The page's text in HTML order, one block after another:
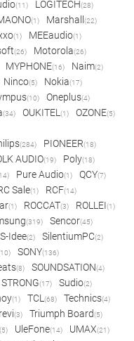
(11) LOGITECH(28)
(1) Marshall (22)
(1) MEEaudio(1)
(26) Motorola(26)
MYPHONE(16) Naim(2)
Ninco(5) Nokia(17)
(10) Oneplus(4)
(34) OUKITEL (1) OZONE(5)
(284) PIONEER(18)
AUDIO(19) Poly(18)
Pure Audio(1) QCY(7)
Sale(1) RCF(14)
(1) ROCCAT(3) ROLLEI(1)
(319) Sencor(45)
S-Idee(2) SilentiumPC(2)
SONY(136)
(8) SOUNDSATION(4)
STRONG(17) Sudio(2)
(1) TCL (68) Technics(4)
(3) Triumph Board(5)
(5) UleFone(14) UMAX(21)